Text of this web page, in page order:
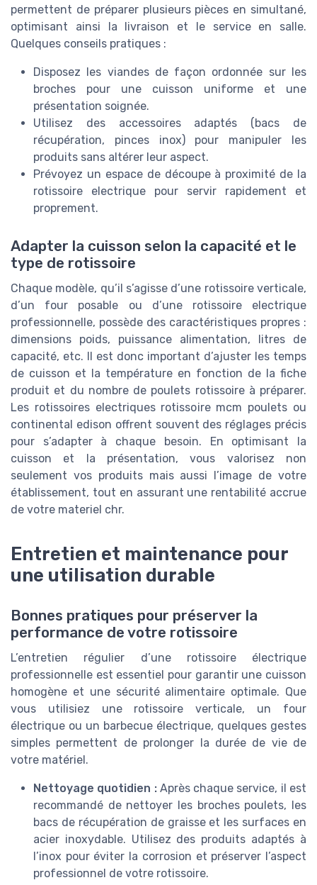
permettent de préparer plusieurs pièces en simultané,
optimisant ainsi la livraison et le service en salle.
Quelques conseils pratiques :
Disposez les viandes de façon ordonnée sur les
broches pour une cuisson uniforme et une
présentation soignée.
Utilisez des accessoires adaptés (bacs de
récupération, pinces inox) pour manipuler les
produits sans altérer leur aspect.
Prévoyez un espace de découpe à proximité de la
rotissoire electrique pour servir rapidement et
proprement.
Adapter la cuisson selon la capacité et le
type de rotissoire
Chaque modèle, qu’il s’agisse d’une rotissoire verticale,
d’un four posable ou d’une rotissoire electrique
professionnelle, possède des caractéristiques propres :
dimensions poids, puissance alimentation, litres de
capacité, etc. Il est donc important d’ajuster les temps
de cuisson et la température en fonction de la fiche
produit et du nombre de poulets rotissoire à préparer.
Les rotissoires electriques rotissoire mcm poulets ou
continental edison offrent souvent des réglages précis
pour s’adapter à chaque besoin. En optimisant la
cuisson et la présentation, vous valorisez non
seulement vos produits mais aussi l’image de votre
établissement, tout en assurant une rentabilité accrue
de votre materiel chr.
Entretien et maintenance pour
une utilisation durable
Bonnes pratiques pour préserver la
performance de votre rotissoire
L’entretien régulier d’une rotissoire électrique
professionnelle est essentiel pour garantir une cuisson
homogène et une sécurité alimentaire optimale. Que
vous utilisiez une rotissoire verticale, un four
électrique ou un barbecue électrique, quelques gestes
simples permettent de prolonger la durée de vie de
votre matériel.
Nettoyage quotidien :Après chaque service, il est
recommandé de nettoyer les broches poulets, les
bacs de récupération de graisse et les surfaces en
acier inoxydable. Utilisez des produits adaptés à
l’inox pour éviter la corrosion et préserver l’aspect
professionnel de votre rotissoire.